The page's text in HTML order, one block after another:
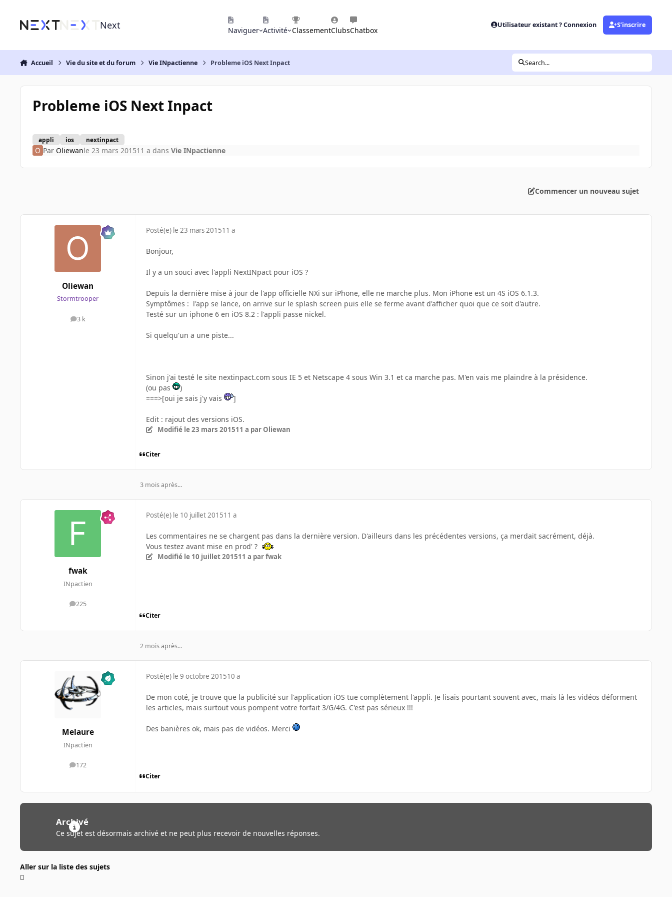
Next Naviguer Activité ClassementClubsChatbox
Utilisateur existant ? Connexion S’inscrire
Accueil Vie du site et du forum Vie INpactienne Probleme iOS Next Inpact Search...
Probleme iOS Next Inpact
appli ios nextinpact
Par Oliewanle 23 mars 201511 a dans Vie INpactienne
Commencer un nouveau sujet
Oliewan
Stormtrooper
3 k
messages
Posté(e) le 23 mars 201511 a
Bonjour,
Il y a un souci avec l'appli NextINpact pour iOS ?
Depuis la dernière mise à jour de l'app officielle NXi sur iPhone, elle ne marche plus. Mon iPhone est un 4S iOS 6.1.3.
Symptômes : l'app se lance, on arrive sur le splash screen puis elle se ferme avant d'afficher quoi que ce soit d'autre.
Testé sur un iphone 6 en iOS 8.2 : l'appli passe nickel.
Si quelqu'un a une piste...
Sinon j'ai testé le site nextinpact.com sous IE 5 et Netscape 4 sous Win 3.1 et ca marche pas. M'en vais me plaindre à la présidence.
(ou pas
)
===>[oui je sais j'y vais
]
Edit : rajout des versions iOS.
Modifié le 23 mars 201511 a par Oliewan
Citer
3 mois après...
fwak
INpactien
225
messages
Posté(e) le 10 juillet 201511 a
Les commentaires ne se chargent pas dans la dernière version. D'ailleurs dans les précédentes versions, ça merdait sacrément, déjà.
Vous testez avant mise en prod' ?
Modifié le 10 juillet 201511 a par fwak
Citer
2 mois après...
Melaure
INpactien
172
messages
Posté(e) le 9 octobre 201510 a
De mon coté, je trouve que la publicité sur l'application iOS tue complètement l'appli. Je lisais pourtant souvent avec, mais là les vidéos déforment
les articles, mais surtout vous pompent votre forfait 3/G/4G. C'est pas sérieux !!!
Des banières ok, mais pas de vidéos. Merci
Citer
Archivé
Ce sujet est désormais archivé et ne peut plus recevoir de nouvelles réponses.
Aller sur la liste des sujets